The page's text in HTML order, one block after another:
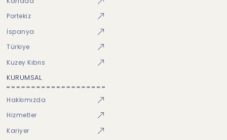
Portekiz
İspanya
Türkiye
Kuzey Kıbrıs
KURUMSAL
Hakkımızda
Hizmetler
Kariyer